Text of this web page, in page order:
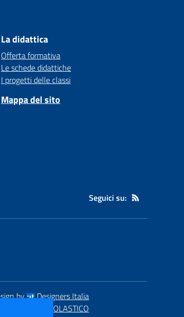
La didattica
Offerta formativa
Le schede didattiche
I progetti delle classi
Mappa del sito
Seguici su:
by
Designers Italia
SCUOLASTICO